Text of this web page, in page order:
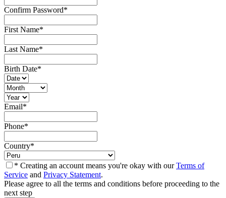
Confirm Password*
First Name*
Last Name*
Birth Date*
Email*
Phone*
Country*
* Creating an account means you're okay with ourTerms of
Service and Privacy Statement.
Please agree to all the terms and conditions before proceeding to the
next step